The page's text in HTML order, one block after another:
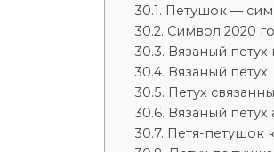
Петушок —
Символ 2020
Вязаный
Вязаный петух
Петух
Вязаный
Петя-петушок